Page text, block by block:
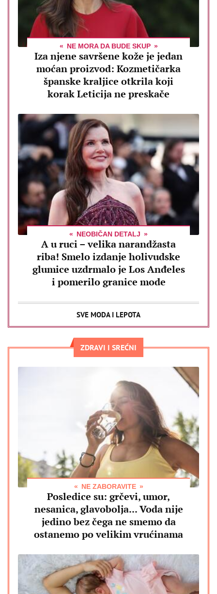
NE MORA DA BUDE SKUP
Iza njene savršene kože je jedan
moćan proizvod: Kozmetičarka
španske kraljice otkrila koji
korak Leticija ne preskače
NEOBIČAN DETALJ
A u ruci – velika narandžasta
riba! Smelo izdanje holivudske
glumice uzdrmalo je Los Anđeles
i pomerilo granice mode
SVE MODA I LEPOTA
ZDRAVI I SREĆNI
NE ZABORAVITE
Posledice su: grčevi, umor,
nesanica, glavobolja... Voda nije
jedino bez čega ne smemo da
ostanemo po velikim vrućinama